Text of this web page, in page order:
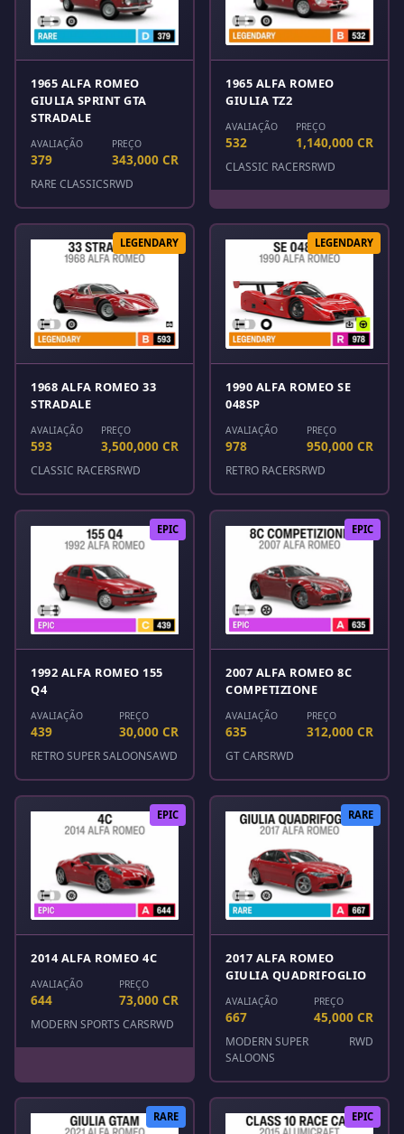
1965 ALFA ROMEO
GIULIA SPRINT GTA
STRADALE
AVALIAÇÃO
379
PREÇO
343,000 CR
RARE CLASSICSRWD
1965 ALFA ROMEO
GIULIA TZ2
AVALIAÇÃO
532
PREÇO
1,140,000 CR
CLASSIC RACERSRWD
LEGENDARY
1968 ALFA ROMEO 33
STRADALE
AVALIAÇÃO
593
PREÇO
3,500,000 CR
CLASSIC RACERSRWD
LEGENDARY
1990 ALFA ROMEO SE
048SP
AVALIAÇÃO
978
PREÇO
950,000 CR
RETRO RACERSRWD
EPIC
1992 ALFA ROMEO 155
Q4
AVALIAÇÃO
439
PREÇO
30,000 CR
RETRO SUPER SALOONSAWD
EPIC
2007 ALFA ROMEO 8C
COMPETIZIONE
AVALIAÇÃO
635
PREÇO
312,000 CR
GT CARSRWD
EPIC
2014 ALFA ROMEO 4C
AVALIAÇÃO
644
PREÇO
73,000 CR
MODERN SPORTS CARSRWD
RARE
2017 ALFA ROMEO
GIULIA QUADRIFOGLIO
AVALIAÇÃO
667
PREÇO
45,000 CR
MODERN SUPER
SALOONS
RWD
RARE EPIC